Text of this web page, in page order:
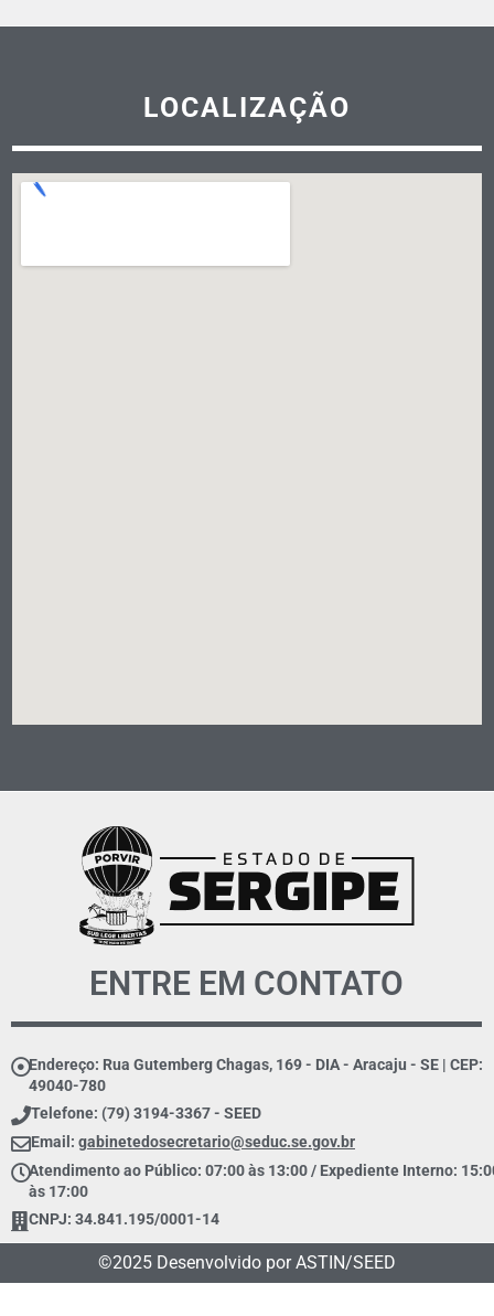
LOCALIZAÇÃO
ENTRE EM CONTATO
Endereço: Rua Gutemberg Chagas, 169 - DIA - Aracaju - SE | CEP:
49040-780
Telefone: (79) 3194-3367 - SEED
Email: gabinetedosecretario@seduc.se.gov.br
Atendimento ao Público: 07:00 às 13:00 / Expediente Interno:
às 17:00
CNPJ: 34.841.195/0001-14
©2025 Desenvolvido por ASTIN/SEED